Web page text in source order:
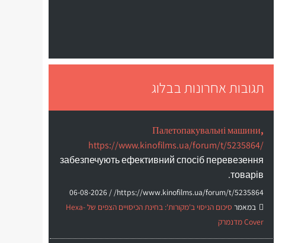
תגובות אחרונות בבלוג
Палетопакувальні машини,
https://www.kinofilms.ua/forum/t/5235864/
забезпечують ефективний спосіб перевезення
товарів.
https://www.kinofilms.ua/forum/t/5235864/ /
06-08-2026
במאמר
סיכום הניסוי ב'מקורות': בחינת הכיסויים הצפים של Hexa-
Cover מדנמרק